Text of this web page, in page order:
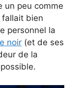
un peu comme
fallait bien
personnel la
noir (et de ses
de la